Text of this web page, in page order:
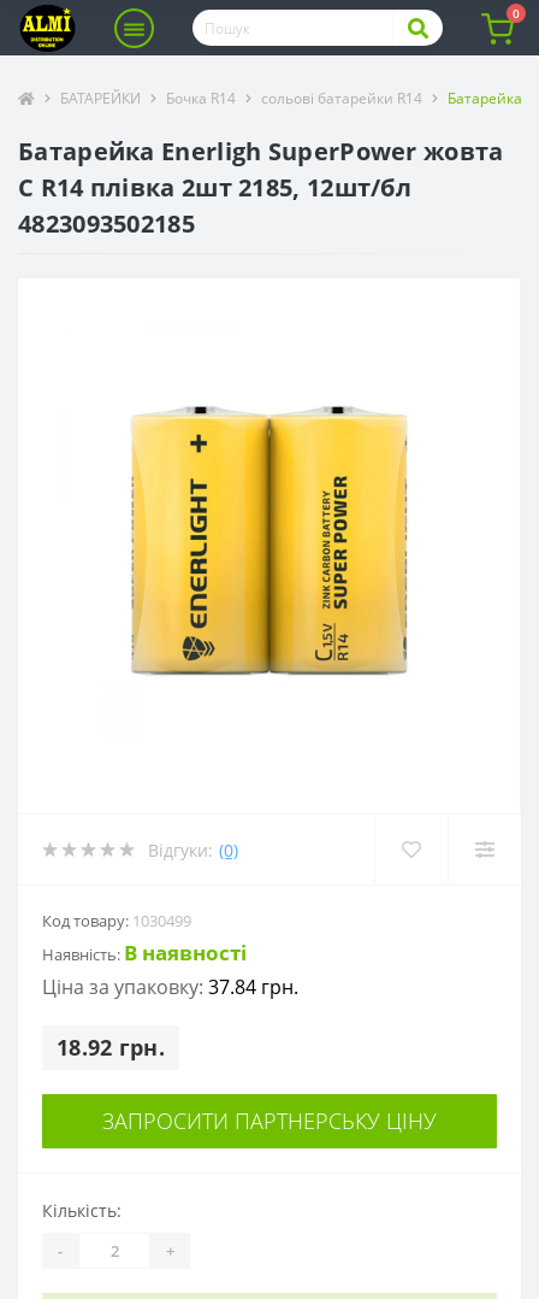
0
БАТАРЕЙКИ Бочка R14 сольові батарейки R14 Батарейка
Батарейка Enerligh SuperPower жовта
C R14 плівка 2шт 2185, 12шт/бл
4823093502185
Відгуки: (0)
Код товару: 1030499
Наявність: В наявності
Ціна за упаковку: 37.84 грн.
18.92 грн.
ЗАПРОСИТИ ПАРТНЕРСЬКУ ЦІНУ
Кількість:
- +